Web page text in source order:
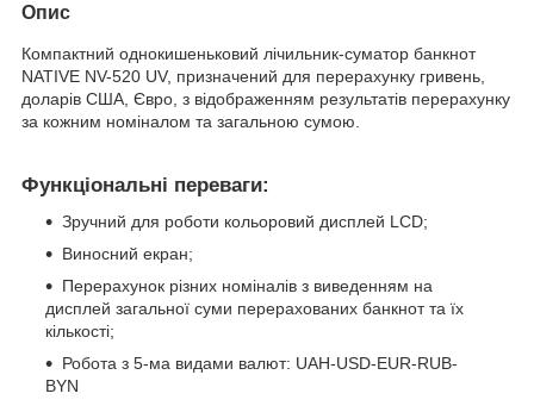
Опис
Компактний однокишеньковий лічильник-суматор банкнот
NATIVE NV-520 UV, призначений для перерахунку гривень,
доларів США, Євро, з відображенням результатів перерахунку
за кожним номіналом та загальною сумою.
Функціональні переваги:
Зручний для роботи кольоровий дисплей LCD;
Виносний екран;
Перерахунок різних номіналів з виведенням на
дисплей загальної суми перерахованих банкнот та їх
кількості;
Робота з 5-ма видами валют: UAH-USD-EUR-RUB-
BYN